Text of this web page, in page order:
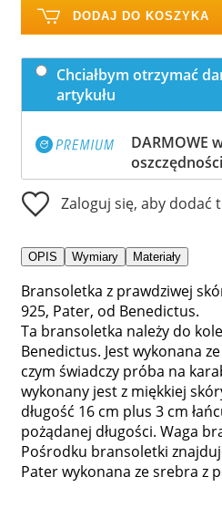
DODAJ DO KOSZYKA
Chciałbym otrzymać
artykułu
DARMOWE
Zaloguj się, aby dodać
OPIS Wymiary Materiały
Bransoletka z prawdziwej
925, Pater, od Benedictus.
Ta bransoletka należy do
Benedictus. Jest wykonana
czym świadczy próba na
wykonany jest z miękkiej
długość 16 cm plus 3 cm
pożądanej długości. Waga
Pośrodku bransoletki
Pater wykonana ze srebra z